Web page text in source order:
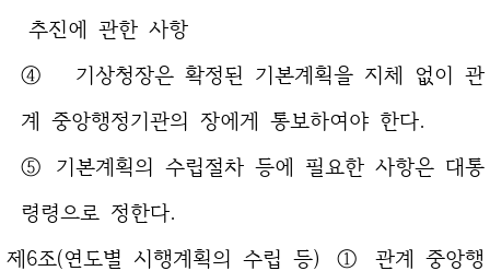
추진에 관한 사항
④ 기상청장은 확정된 기본계획을 지체 없이 관
계 중앙행정기관의 장에게 통보하여야 한다.
⑤ 기본계획의 수립절차 등에 필요한 사항은 대통
령령으로 정한다.
제6조(연도별 시행계획의 수립 등) ① 관계 중앙행